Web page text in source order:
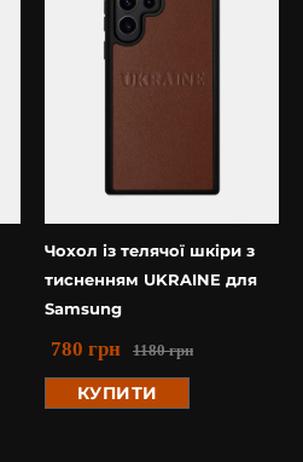
Чохол із телячої шкіри з
тисненням UKRAINE для
Samsung
1180грн
780 грн
КУПИТИ